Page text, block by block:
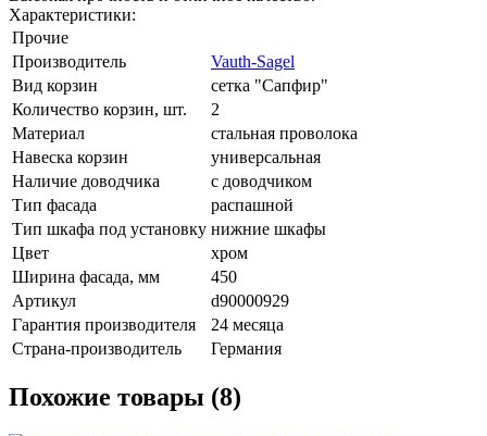
Характеристики:
Прочие
Производитель
Vauth-Sagel
Вид корзин
сетка "Сапфир"
Количество корзин, шт.
2
Материал
стальная проволока
Навеска корзин
универсальная
Наличие доводчика
с доводчиком
Тип фасада
распашной
Тип шкафа под установку нижние шкафы
Цвет
хром
Ширина фасада, мм
450
Артикул
d90000929
Гарантия производителя
24 месяца
Страна-производитель
Германия
Похожие товары (8)